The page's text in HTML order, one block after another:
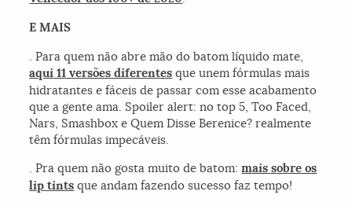
E MAIS
. Para quem não abre mão do batom líquido mate,
aqui 11 versões diferentes que unem fórmulas mais
hidratantes e fáceis de passar com esse acabamento
que a gente ama. Spoiler alert: no top 5, Too Faced,
Nars, Smashbox e Quem Disse Berenice? realmente
têm fórmulas impecáveis.
. Pra quem não gosta muito de batom:mais sobre os
lip tints que andam fazendo sucesso faz tempo!